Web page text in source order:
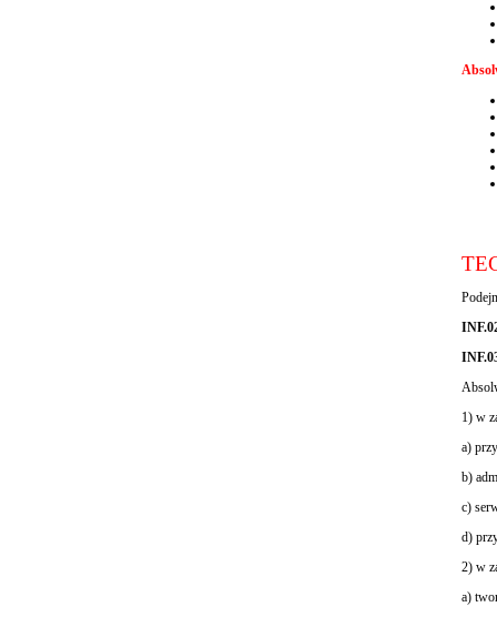
1) w
a)
b)
c)
d)
2) w
a)